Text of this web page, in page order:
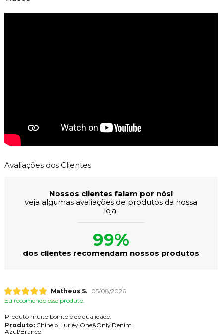
Avaliações dos Clientes
Nossos clientes falam por nós!
veja algumas avaliações de produtos da nossa
loja.
99%
dos clientes recomendam nossos produtos
Matheus S.
05/08/2026
Eu recomendo esse produto.
Produto muito bonito e de qualidade.
Produto:Chinelo Hurley One&Only Denim
Azul/Branco